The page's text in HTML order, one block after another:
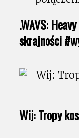
.WAVS:
skrajności
Wij: Tropy